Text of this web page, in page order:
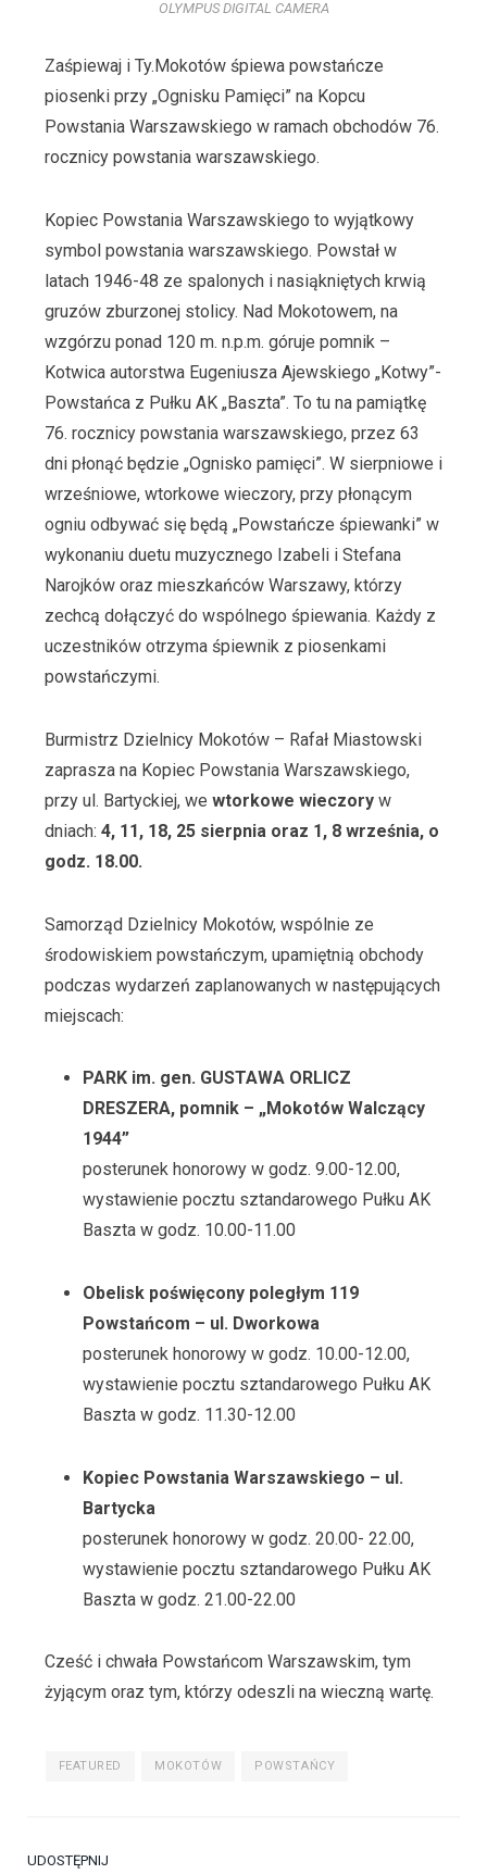
OLYMPUS DIGITAL CAMERA
Zaśpiewaj i Ty.Mokotów śpiewa powstańcze
piosenki przy „Ognisku Pamięci” na Kopcu
Powstania Warszawskiego w ramach obchodów 76.
rocznicy powstania warszawskiego.
Kopiec Powstania Warszawskiego to wyjątkowy
symbol powstania warszawskiego. Powstał w
latach 1946-48 ze spalonych i nasiąkniętych krwią
gruzów zburzonej stolicy. Nad Mokotowem, na
wzgórzu ponad 120 m. n.p.m. góruje pomnik –
Kotwica autorstwa Eugeniusza Ajewskiego „Kotwy”-
Powstańca z Pułku AK „Baszta”. To tu na pamiątkę
76. rocznicy powstania warszawskiego, przez 63
dni płonąć będzie „Ognisko pamięci”. W sierpniowe i
wrześniowe, wtorkowe wieczory, przy płonącym
ogniu odbywać się będą „Powstańcze śpiewanki” w
wykonaniu duetu muzycznego Izabeli i Stefana
Narojków oraz mieszkańców Warszawy, którzy
zechcą dołączyć do wspólnego śpiewania. Każdy z
uczestników otrzyma śpiewnik z piosenkami
powstańczymi.
Burmistrz Dzielnicy Mokotów – Rafał Miastowski
zaprasza na Kopiec Powstania Warszawskiego,
przy ul. Bartyckiej, we wtorkowe wieczoryw
dniach: 4, 11, 18, 25 sierpnia oraz 1, 8 września, o
godz. 18.00.
Samorząd Dzielnicy Mokotów, wspólnie ze
środowiskiem powstańczym, upamiętnią obchody
podczas wydarzeń zaplanowanych w następujących
miejscach:
PARK im. gen. GUSTAWA ORLICZ
DRESZERA, pomnik – „Mokotów Walczący
1944”
posterunek honorowy w godz. 9.00-12.00,
wystawienie pocztu sztandarowego Pułku AK
Baszta w godz. 10.00-11.00
Obelisk poświęcony poległym 119
Powstańcom – ul. Dworkowa
posterunek honorowy w godz. 10.00-12.00,
wystawienie pocztu sztandarowego Pułku AK
Baszta w godz. 11.30-12.00
Kopiec Powstania Warszawskiego – ul.
Bartycka
posterunek honorowy w godz. 20.00- 22.00,
wystawienie pocztu sztandarowego Pułku AK
Baszta w godz. 21.00-22.00
Cześć i chwała Powstańcom Warszawskim, tym
żyjącym oraz tym, którzy odeszli na wieczną wartę.
FEATURED MOKOTÓW POWSTAŃCY
UDOSTĘPNIJ